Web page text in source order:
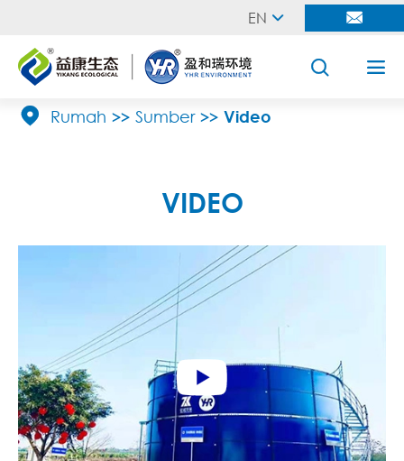
EN  
 
 Rumah Sumber Video
VIDEO
